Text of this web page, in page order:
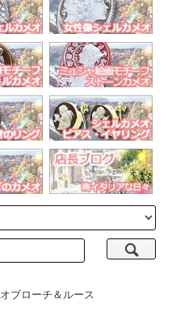
ブローチ＆ルース